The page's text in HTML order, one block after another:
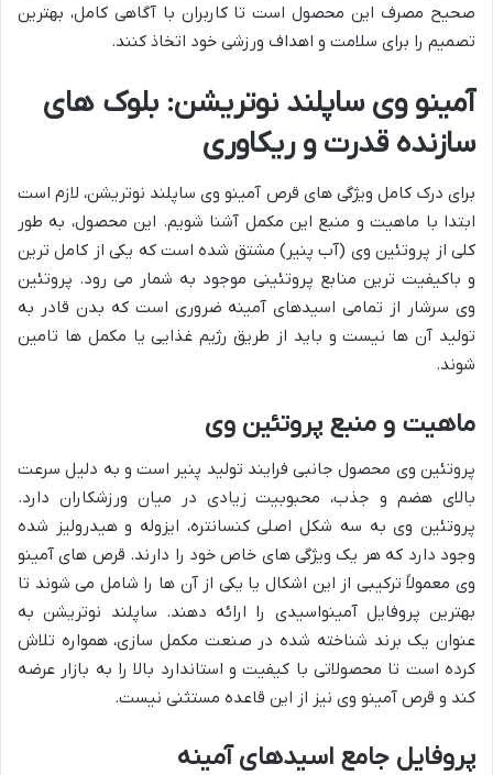
صحیح مصرف این محصول است تا کاربران با آگاهی کامل، بهترین
تصمیم را برای سلامت و اهداف ورزشی خود اتخاذ کنند.
آمینو وی ساپلند نوتریشن: بلوک های
سازنده قدرت و ریکاوری
برای درک کامل ویژگی های قرص آمینو وی ساپلند نوتریشن، لازم است
ابتدا با ماهیت و منبع این مکمل آشنا شویم. این محصول، به طور
کلی از پروتئین وی (آب پنیر) مشتق شده است که یکی از کامل ترین
و باکیفیت ترین منابع پروتئینی موجود به شمار می رود. پروتئین
وی سرشار از تمامی اسیدهای آمینه ضروری است که بدن قادر به
تولید آن ها نیست و باید از طریق رژیم غذایی یا مکمل ها تامین
شوند.
ماهیت و منبع پروتئین وی
پروتئین وی محصول جانبی فرایند تولید پنیر است و به دلیل سرعت
بالای هضم و جذب، محبوبیت زیادی در میان ورزشکاران دارد.
پروتئین وی به سه شکل اصلی کنسانتره، ایزوله و هیدرولیز شده
وجود دارد که هر یک ویژگی های خاص خود را دارند. قرص های آمینو
وی معمولاً ترکیبی از این اشکال یا یکی از آن ها را شامل می شوند تا
بهترین پروفایل آمینواسیدی را ارائه دهند. ساپلند نوتریشن به
عنوان یک برند شناخته شده در صنعت مکمل سازی، همواره تلاش
کرده است تا محصولاتی با کیفیت و استاندارد بالا را به بازار عرضه
کند و قرص آمینو وی نیز از این قاعده مستثنی نیست.
پروفایل جامع اسیدهای آمینه